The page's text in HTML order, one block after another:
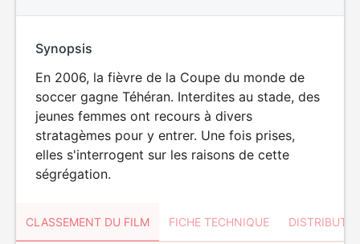
Synopsis
En 2006, la fièvre de la Coupe du monde de
soccer gagne Téhéran. Interdites au stade, des
jeunes femmes ont recours à divers
stratagèmes pour y entrer. Une fois prises,
elles s'interrogent sur les raisons de cette
ségrégation.
CLASSEMENT DU FILM FICHE TECHNIQUE